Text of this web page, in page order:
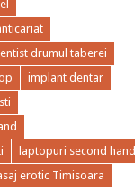
drumul taberei
implant dentar
laptopuri second hand
erotic Timisoara